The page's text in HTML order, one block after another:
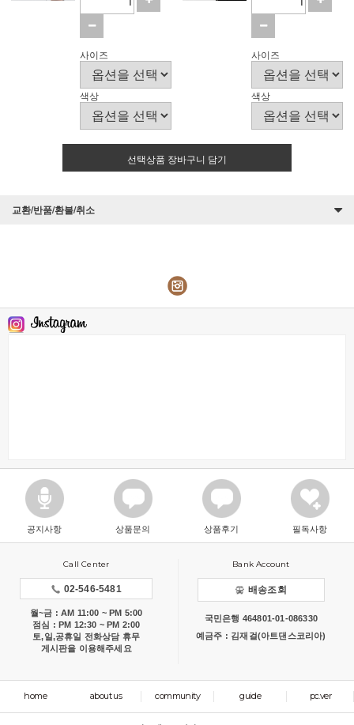
사이즈
색상
사이즈
색상
선택상품 장바구니 담기
교환/반품/환불/취소
공지사항 상품문의 상품후기 필독사항
Call Center
02-546-5481
월~금 : AM 11:00 ~ PM 5:00
점심 : PM 12:30 ~ PM 2:00
토,일,공휴일 전화상담 휴무
게시판을 이용해주세요
Bank Account
배송조회
국민은행 464801-01-086330
예금주 : 김재걸(아트댄스코리아)
home about us community guide pc.ver